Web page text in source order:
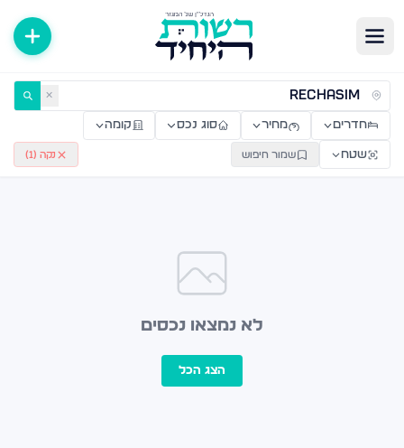
דירות למכירה ולהשכרה — רשות היחיד ✕
חדרים מחיר סוג נכס קומה
שטח שמור חיפוש נקה ( 1
)
לא נמצאו נכסים
הצג הכל